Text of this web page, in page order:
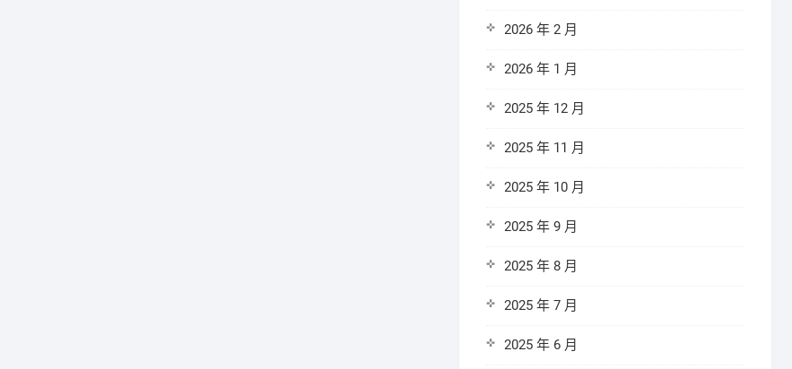
2026 年 2 月
2026 年 1 月
2025 年 12 月
2025 年 11 月
2025 年 10 月
2025 年 9 月
2025 年 8 月
2025 年 7 月
2025 年 6 月